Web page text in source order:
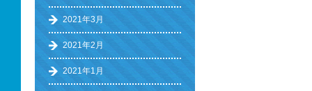
2021年3月
2021年2月
2021年1月